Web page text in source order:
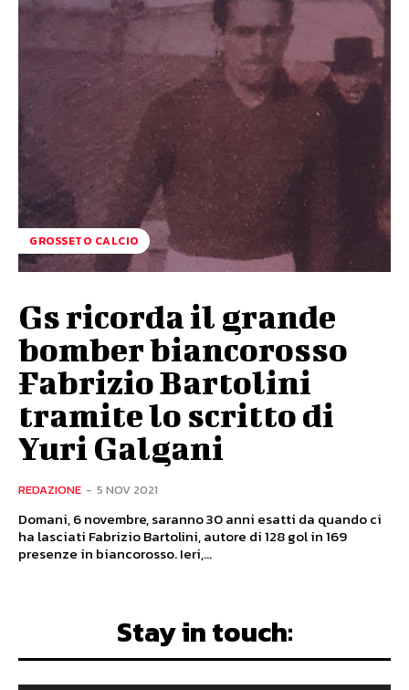
GROSSETO CALCIO
Gs ricorda il grande
bomber biancorosso
Fabrizio Bartolini
tramite lo scritto di
Yuri Galgani
REDAZIONE - 5 NOV 2021
Domani, 6 novembre, saranno 30 anni esatti da quando ci
ha lasciati Fabrizio Bartolini, autore di 128 gol in 169
presenze in biancorosso. Ieri,...
Stay in touch: